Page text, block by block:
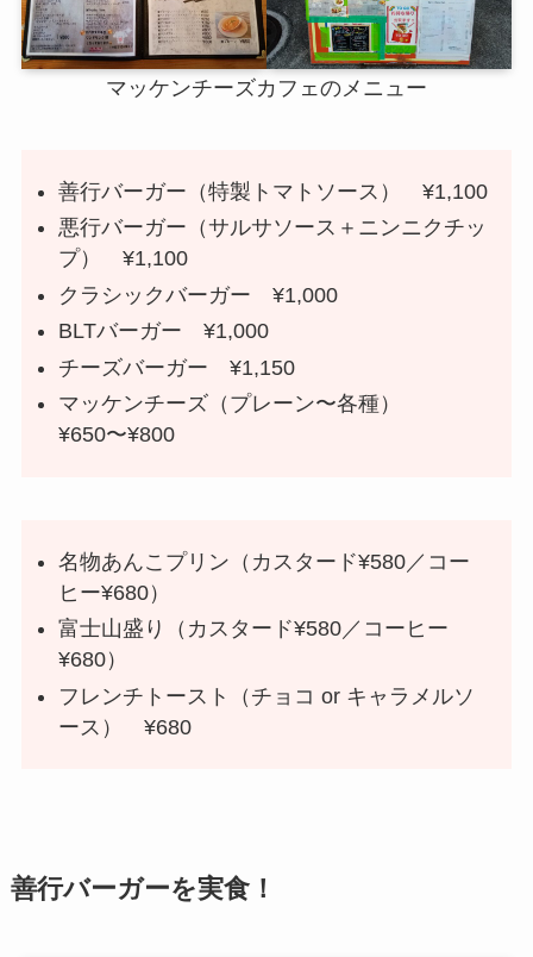
マッケンチーズカフェのメニュー
善行バーガー（特製トマトソース） ¥1,100
悪行バーガー（サルサソース＋ニンニクチッ
プ） ¥1,100
クラシックバーガー ¥1,000
BLTバーガー ¥1,000
チーズバーガー ¥1,150
マッケンチーズ（プレーン〜各種）
¥650〜¥800
名物あんこプリン（カスタード¥580／コー
ヒー¥680）
富士山盛り（カスタード¥580／コーヒー
¥680）
フレンチトースト（チョコ or キャラメルソ
ース） ¥680
善行バーガーを実食！